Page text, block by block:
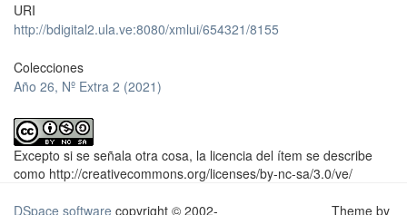
URI
http://bdigital2.ula.ve:8080/xmlui/654321/8155
Colecciones
Año 26, Nº Extra 2 (2021)
Excepto si se señala otra cosa, la licencia del ítem se describe
como http://creativecommons.org/licenses/by-nc-sa/3.0/ve/
DSpace software copyright © 2002- Theme by